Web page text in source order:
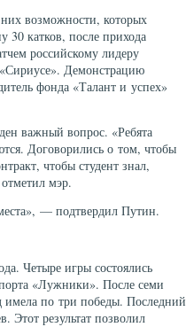
возможности, которых
катков, после прихода
российскому лидеру
Демонстрацию
фонда «Талант и успех»
важный вопрос. «Ребята
Договорились о том, чтобы
чтобы студент знал,
мэр.
— подтвердил Путин.
Четыре игры состоялись
«Лужники». После семи
имела по три победы. Последний
Этот результат позволил